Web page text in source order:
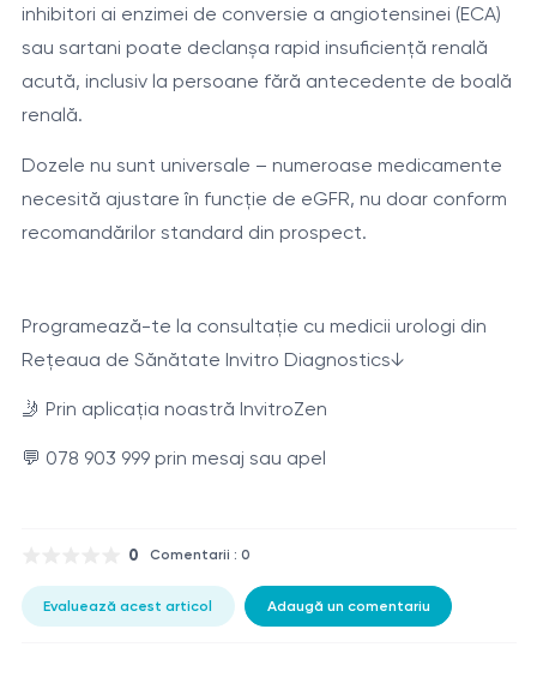
inhibitori ai enzimei de conversie a angiotensinei (ECA)
sau sartani poate declanșa rapid insuficiență renală
acută, inclusiv la persoane fără antecedente de boală
renală.
Dozele nu sunt universale – numeroase medicamente
necesită ajustare în funcție de eGFR, nu doar conform
recomandărilor standard din prospect.
Programează-te la consultație cu medicii urologi din
Rețeaua de Sănătate Invitro Diagnostics↓
🤳 Prin aplicația noastră InvitroZen
💬 078 903 999 prin mesaj sau apel
0 Comentarii : 0
Evaluează acest articol Adaugă un comentariu